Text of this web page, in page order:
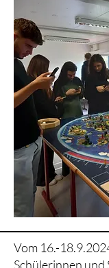
Vom 16.-
Schülerinnen und